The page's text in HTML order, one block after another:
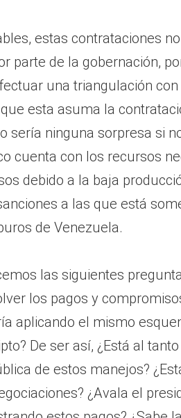
estas contrataciones
parte de la gobernación,
una triangulación
esta asuma la
sería ninguna sorpresa si
cuenta con los recursos
debido a la baja
a las que está
de Venezuela.
las siguientes
los pagos y
aplicando el mismo
De ser así, ¿Está al tanto
de estos manejos?
¿Avala el